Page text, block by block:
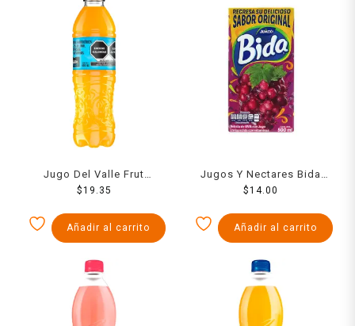
Jugo Del Valle Frut
cítricos de 600 ml
$19.35
Añadir al carrito
Jugos Y Nectares Bida
Uva 500 Ml
$14.00
Añadir al carrito